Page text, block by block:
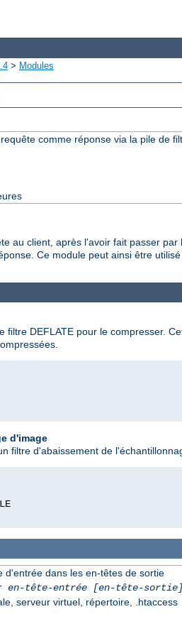
> Modules
comme réponse via la pile de
au client, après l'avoir fait passer
Ce module peut ainsi être
filtre DEFLATE pour le compresser.
d'image
filtre d'abaissement de
d'entrée dans les en-têtes de sortie
en-tête-entrée
[en-tête-sortie]
serveur virtuel, répertoire, .htaccess